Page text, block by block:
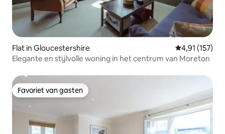
Flat in Gloucestershire Gemiddelde
4,91 (157)
Elegante en stijlvolle woning in het centrum van Moreton
Favoriet van gasten
Favoriet van gasten